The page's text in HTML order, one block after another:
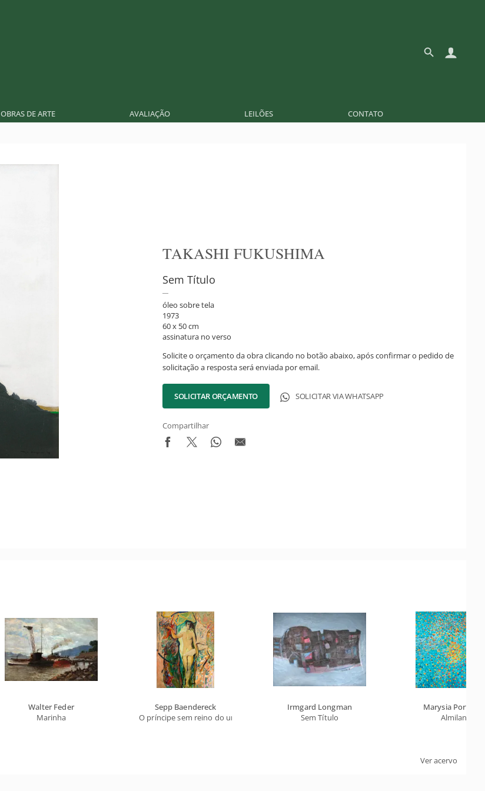
OBRAS DE ARTE AVALIAÇÃO LEILÕES CONTATO
TAKASHI FUKUSHIMA
Sem Título
óleo sobre tela
1973
60 x 50 cm
assinatura no verso
Solicite o orçamento da obra clicando no botão abaixo, após confirmar o pedido de
solicitação a resposta será enviada por email.
SOLICITAR ORÇAMENTO SOLICITAR VIA WHATSAPP
Compartilhar
Walter Feder
Marinha
Sepp Baendereck
O príncipe sem reino do universo absurdo
Irmgard Longman
Sem Título
Marysia Portinari
Almilan
Ver acervo